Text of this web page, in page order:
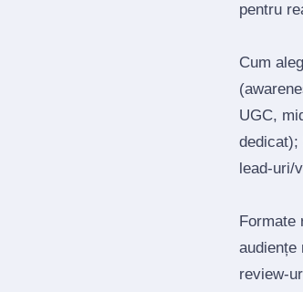
pentru
Cum
UGC,
dedicat);
lead‑uri/
Formate